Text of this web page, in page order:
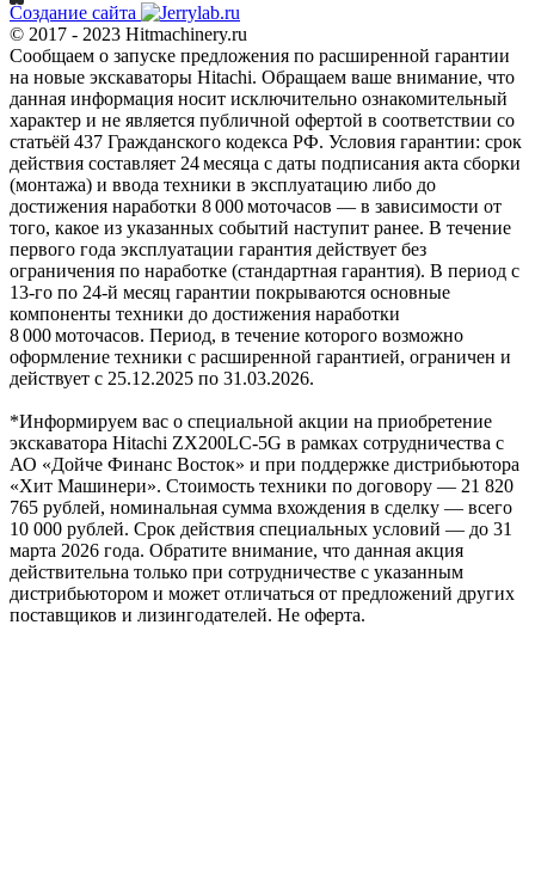
Создание сайта
© 2017 - 2023 Hitmachinery.ru
Сообщаем о запуске предложения по расширенной гарантии
на новые экскаваторы Hitachi. Обращаем ваше внимание, что
данная информация носит исключительно ознакомительный
характер и не является публичной офертой в соответствии со
статьёй 437 Гражданского кодекса РФ. Условия гарантии: срок
действия составляет 24 месяца с даты подписания акта сборки
(монтажа) и ввода техники в эксплуатацию либо до
достижения наработки 8 000 моточасов — в зависимости от
того, какое из указанных событий наступит ранее. В течение
первого года эксплуатации гарантия действует без
ограничения по наработке (стандартная гарантия). В период с
13‑го по 24‑й месяц гарантии покрываются основные
компоненты техники до достижения наработки
8 000 моточасов. Период, в течение которого возможно
оформление техники с расширенной гарантией, ограничен и
действует с 25.12.2025 по 31.03.2026.
*Информируем вас о специальной акции на приобретение
экскаватора Hitachi ZX200LC-5G в рамках сотрудничества с
АО «Дойче Финанс Восток» и при поддержке дистрибьютора
«Хит Машинери». Стоимость техники по договору — 21 820
765 рублей, номинальная сумма вхождения в сделку — всего
10 000 рублей. Срок действия специальных условий — до 31
марта 2026 года. Обратите внимание, что данная акция
действительна только при сотрудничестве с указанным
дистрибьютором и может отличаться от предложений других
поставщиков и лизингодателей. Не оферта.